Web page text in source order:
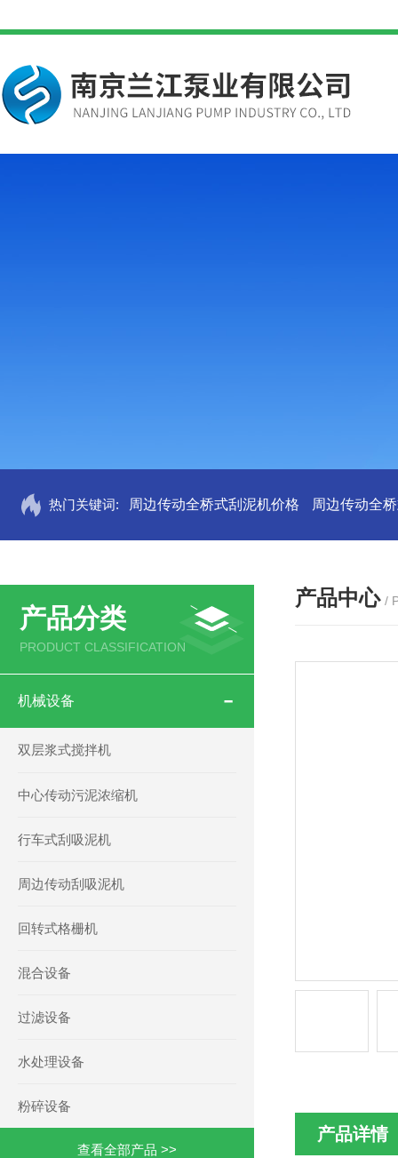
热门关键词: 周边传动全桥式刮泥机价格 周边传动全
产品分类
PRODUCT CLASSIFICATION
机械设备
双层浆式搅拌机
中心传动污泥浓缩机
行车式刮吸泥机
周边传动刮吸泥机
回转式格栅机
混合设备
过滤设备
水处理设备
粉碎设备
查看全部产品 >>
产品中心 /
产品详情